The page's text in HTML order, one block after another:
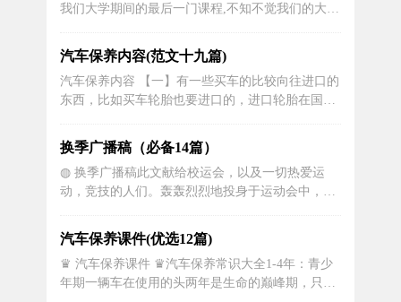
武功不高不壮，锻炼不勤，在这个逐渐变...
我们大学期间的最后一门课程,不知不觉我们的大学
践来检验自己掌握的知识的正确性。在这个时候，
我来到中石化公司，在这里进行我的毕业实习。在
这里我了解到了油库各生产设备、生产流程；结合
实际融会贯通课本所学知识；初...
汽车保养内容(范文十九篇)
汽车保养内容 【一】有一些买车的比较向往进口的
东西，比如买车轮胎也要进口的，进口轮胎在国内
一些水土不服，因为国外平整的路面与国内的路况
有着较大区别，第二种浪费，最求高标准的汽油一
些车主认为加97号的汽油就是对车好的，每次都会
加高标准的油，一般车主都知...
换季广播稿（必备14篇）
◍ 换季广播稿此文献给校运会，以及一切热爱运
动，竞技的人们。轰轰烈烈地投身于运动会中，无
感到欣慰、满足、成就感，或是自豪、钦佩、崇
拜，都是一种体能的释放，一种心灵的洗礼。人生
仿佛巨大的竞技场，随着四季更替，伴随日升日
落，在生活点滴，在危急时刻，或风和日丽，...
汽车保养课件(优选12篇)
♛ 汽车保养课件 ♛汽车保养常识大全1-4年：青少
年期一辆车在使用的头两年是生命的巅峰期，只要